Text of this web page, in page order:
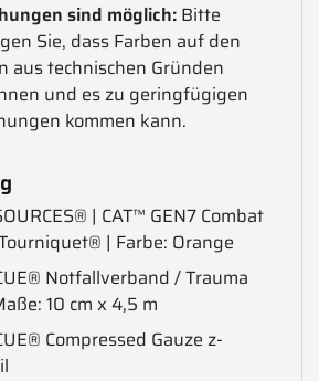
sind möglich: Bitte
Sie, dass Farben auf den
aus technischen Gründen
und es zu geringfügigen
kommen kann.
| CAT™ GEN7 Combat
| Farbe: Orange
Notfallverband / Trauma
10 cm x 4,5 m
Compressed Gauze z-